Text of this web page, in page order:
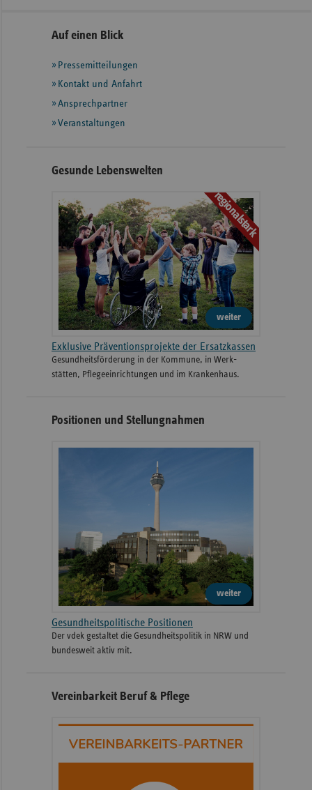
Seitennavigation
Seitenleiste
weiteren
Informationen
Auf einen Blick
Pressemitteilungen
Kontakt und Anfahrt
Ansprechpartner
Veranstaltungen
Gesunde Lebenswelten
regionalstark
weiter
Exklusive Präventionsprojekte der Ersatzkassen
Gesund­heits­­förderung in der Kommune, in Werk­
stätten, Pflege­einrichtungen und im Kranken­haus.
Positionen und Stellungnahmen
weiter
Gesundheitspolitische Positionen
Der vdek gestaltet die Gesundheitspolitik in NRW und
bundesweit aktiv mit.
Vereinbarkeit Beruf & Pflege